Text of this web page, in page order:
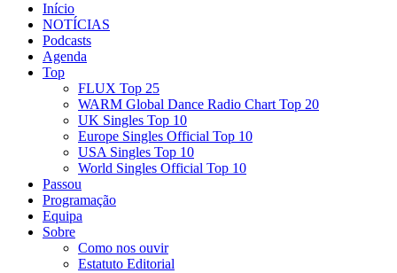
Início
NOTÍCIAS
Podcasts
Agenda
Top
FLUX Top 25
WARM Global Dance Radio Chart Top 20
UK Singles Top 10
Europe Singles Official Top 10
USA Singles Top 10
World Singles Official Top 10
Passou
Programação
Equipa
Sobre
Como nos ouvir
Estatuto Editorial